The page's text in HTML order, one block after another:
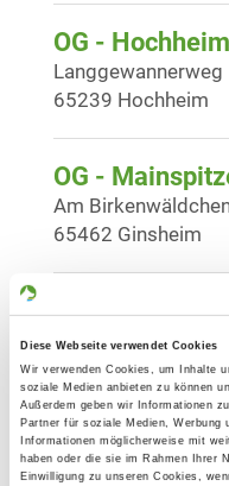
Diese Webseite verwendet Cookies
Wir verwenden Cookies, um Inhalte
soziale Medien anbieten zu können
Außerdem geben wir Informationen
Partner für soziale Medien, Werbung
Informationen möglicherweise mit
haben oder die sie im Rahmen Ihrer
Einwilligung zu unseren Cookies,
OG - Hochheim
Langgewannerweg
65239 Hochheim
OG -
Am
65462 Ginsheim
OG - Rheingau
Schwalbacher
65335 Eltville am
OG -
Nauroder Str.